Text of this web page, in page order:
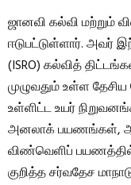
ஜானவி கல்வி மற்றும்
ஈடுபட்டுள்ளார். அவர்
(ISRO) கல்வித்
முழுவதும் உள்ள
உள்ளிட்ட உயர்
அனலாக் பயணங்கள்,
விண்வெளிப்
குறித்த சர்வதேச